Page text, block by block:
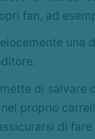
fan, ad
una
di
proprio
di